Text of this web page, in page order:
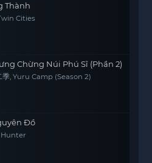
Thành
Cities
Chừng Núi Phú Sĩ (Phần 2)
季, Yuru Camp (Season 2)
Đồ